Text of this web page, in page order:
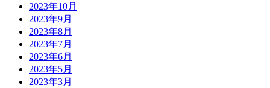
2023年10月
2023年9月
2023年8月
2023年7月
2023年6月
2023年5月
2023年3月